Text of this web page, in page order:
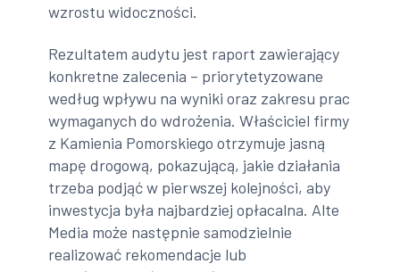
wzrostu widoczności.
Rezultatem audytu jest raport zawierający
konkretne zalecenia – priorytetyzowane
według wpływu na wyniki oraz zakresu prac
wymaganych do wdrożenia. Właściciel firmy
z Kamienia Pomorskiego otrzymuje jasną
mapę drogową, pokazującą, jakie działania
trzeba podjąć w pierwszej kolejności, aby
inwestycja była najbardziej opłacalna. Alte
Media może następnie samodzielnie
realizować rekomendacje lub